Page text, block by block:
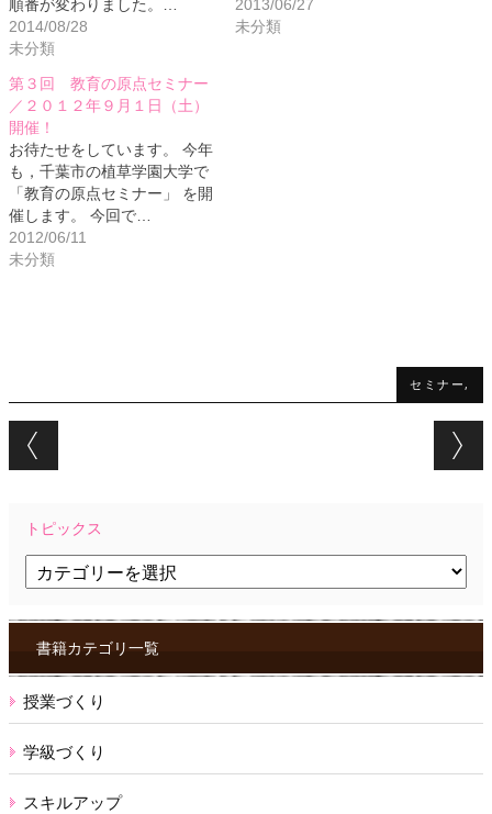
順番が変わりました。…
2014/08/28
未分類
2013/06/27
未分類
第３回 教育の原点セミナー
／２０１２年９月１日（土）
開催！
お待たせをしています。 今年
も，千葉市の植草学園大学で
「教育の原点セミナー」 を開
催します。 今回で…
2012/06/11
未分類
セミナー,
Post navigation
トピックス
ク
ス書籍カテゴリ一覧
授業づくり
学級づくり
スキルアップ